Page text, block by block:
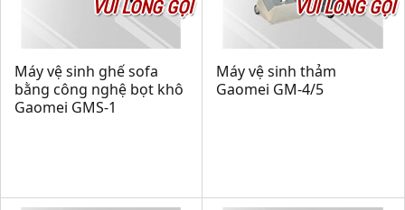
VUI LÒNG GỌI
Máy vệ sinh ghế sofa
bằng công nghệ bọt khô
Gaomei GMS-1
VUI LÒNG GỌI
Máy vệ sinh thảm
Gaomei GM-4/5